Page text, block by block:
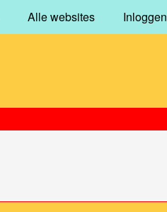
Alle websites Inloggen